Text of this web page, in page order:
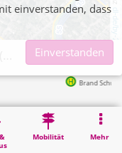
dl-de/by-2-0
Mobilität Mehr
Brand Schulzentrum in 213m
(POI)
einverstanden, dass
Einverstanden